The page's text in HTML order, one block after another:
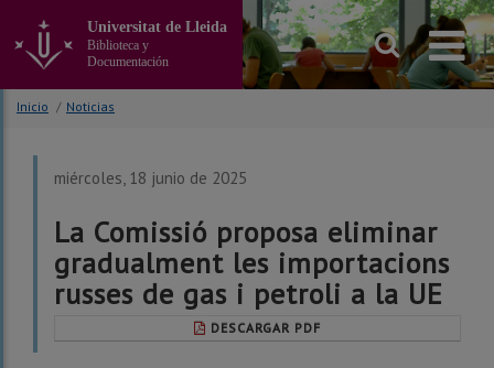
contenido
principal
Universitat de Lleida
Biblioteca y
Documentación
Inicio / Noticias
miércoles, 18 junio de 2025
La Comissió proposa eliminar
gradualment les importacions
russes de gas i petroli a la UE
DESCARGAR PDF